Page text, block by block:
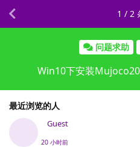
问题求助
Win10下安装
最近浏览的人
Guest
20 小时前
1 / 2